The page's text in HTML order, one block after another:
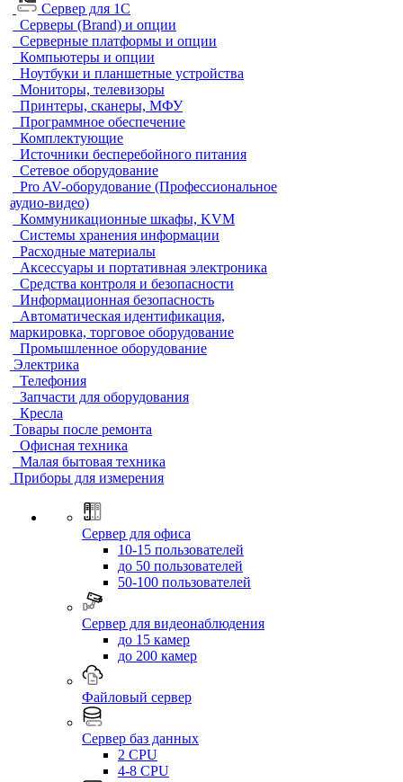
Сервер для 1С
Серверы (Brand) и опции
Серверные платформы и опции
Компьютеры и опции
Ноутбуки и планшетные устройства
Мониторы, телевизоры
Принтеры, сканеры, МФУ
Программное обеспечение
Комплектующие
Источники бесперебойного питания
Сетевое оборудование
Pro AV-оборудование (Профессиональное
аудио-видео)
Коммуникационные шкафы, KVM
Системы хранения информации
Расходные материалы
Аксессуары и портативная электроника
Средства контроля и безопасности
Информационная безопасность
Автоматическая идентификация,
маркировка, торговое оборудование
Промышленное оборудование
Электрика
Телефония
Запчасти для оборудования
Кресла
Товары после ремонта
Офисная техника
Малая бытовая техника
Приборы для измерения
Сервер для офиса
10-15 пользователей
до 50 пользователей
50-100 пользователей
Сервер для видеонаблюдения
до 15 камер
до 200 камер
Файловый сервер
Сервер баз данных
2 CPU
4-8 CPU